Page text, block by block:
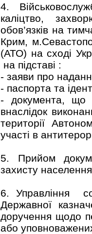
4.
каліцтво,
обов’язків на
Крим,
(АТО) на сході
на підставі :
- заяви про
- паспорта та
- документа, що
внаслідок
території
участі в
5. Прийом
захисту
6. Управління
Державної
доручення щодо
або